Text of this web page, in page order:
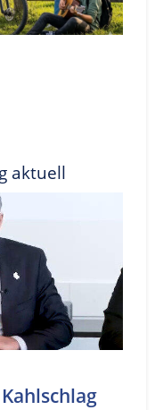
aktuell